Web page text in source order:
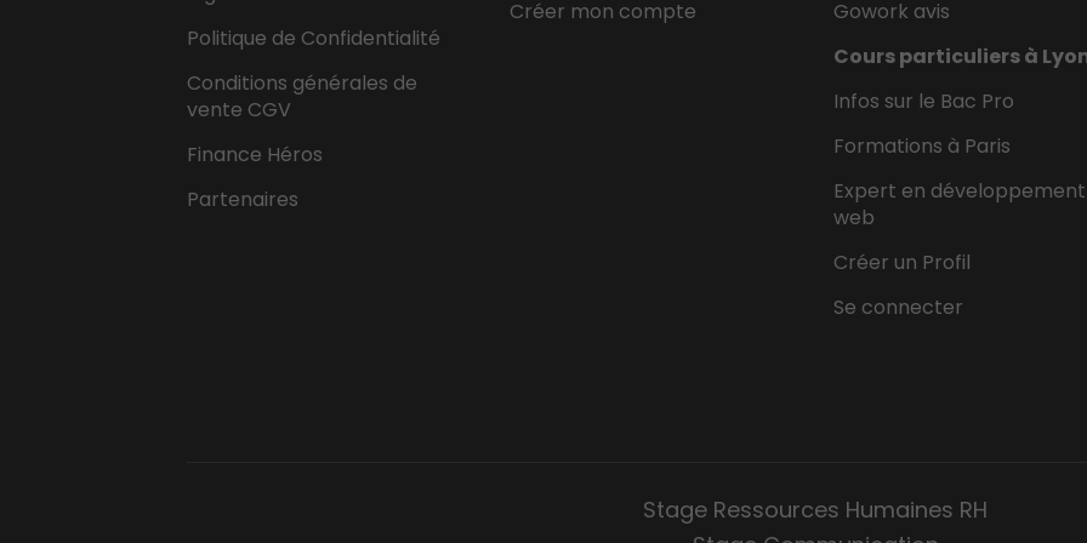
Politique de Confidentialité
Conditions générales de
vente CGV
Finance Héros
Partenaires
Créer mon compte
Gowork avis
Cours particuliers à
Infos sur le Bac Pro
Formations à Paris
Expert en développement
web
Créer un Profil
Se connecter
Stage Ressources Humaines RH